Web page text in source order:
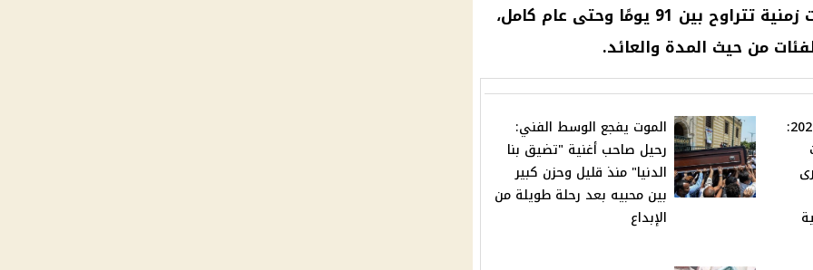
الأذون. تصدر أذون الخزانة بفترات زمنية تتراوح بين 91 يومًا وحتى عام كامل،
من حيث المدة والعائد.
إجازة رسمية مقبلة في 2025:
الموت يفجع الوسط الفني:
رحيل صاحب أغنية "تضيق بنا
الدنيا" منذ قليل وحزن كبير
بين محبيه بعد رحلة طويلة من
الإبداع